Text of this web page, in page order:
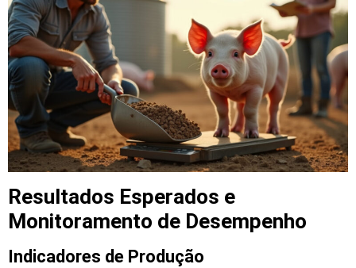
Resultados Esperados e
Monitoramento de Desempenho
Indicadores de Produção